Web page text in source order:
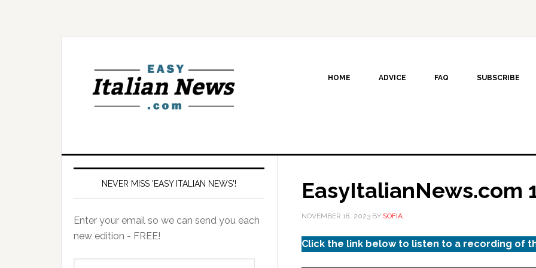
HOME ADVICE FAQ SUBSCRIBE
EasyItalianNews.com
NOVEMBER 18, 2023 BY SOFIA
Click the link below to listen to a recording of
NEVER MISS 'EASY ITALIAN NEWS'!
Enter your email so we can send you each
new edition - FREE!